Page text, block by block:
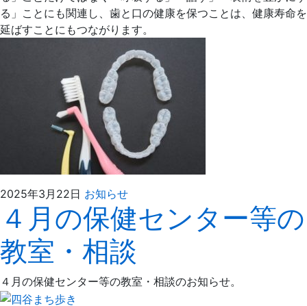
日
る」ことにも関連し、歯と口の健康を保つことは、健康寿命を
延ばすことにもつながります。
2025年3月22日 お知らせ2025
年
3
月
22
日
え
ば
た
歯
科
４月の保健センター等の
教室・相談
４月の保健センター等の教室・相談のお知らせ。